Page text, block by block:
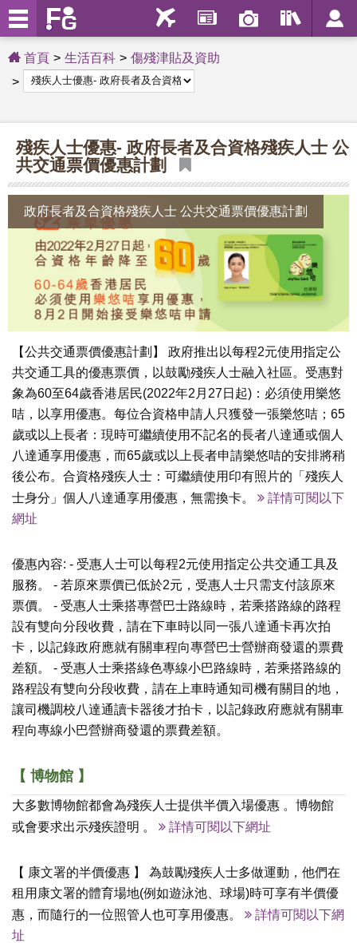
首頁 生活百科 傷殘津貼及資助
殘疾人士優惠- 政府長者及合資格殘疾人士 公
共交通票價優惠計劃
政府長者及合資格殘疾人士 公共交通票價優惠計劃
【公共交通票價優惠計劃】 政府推出以每程2元使用指定公
共交通工具的優惠票價，以鼓勵殘疾人士融入社區。受惠對
象為60至64歲香港居民(2022年2月27日起)：必須使用樂悠
咭，以享用優惠。每位合資格申請人只獲發一張樂悠咭；65
歲或以上長者：現時可繼續使用不記名的長者八達通或個人
八達通享用優惠，而65歲或以上長者申請樂悠咭的安排將稍
後公布。合資格殘疾人士：可繼續使用印有照片的「殘疾人
士身分」個人八達通享用優惠，無需換卡。
詳情可閱以下
網址
優惠內容: - 受惠人士可以每程2元使用指定公共交通工具及
服務。 - 若原來票價已低於2元，受惠人士只需支付該原來
票價。 - 受惠人士乘搭專營巴士路線時，若乘搭路線的路程
設有雙向分段收費，請在下車時以同一張八達通卡再次拍
卡，以記錄政府應就有關車程向專營巴士營辦商發還的票費
差額。 - 受惠人士乘搭綠色專線小巴路線時，若乘搭路線的
路程設有雙向分段收費，請在上車時通知司機有關目的地，
讓司機調校八達通讀卡器後才拍卡，以記錄政府應就有關車
程向專線小巴營辦商發還的票費差額。
【 博物館 】
大多數博物館都會為殘疾人士提供半價入場優惠 。博物館
或會要求出示殘疾證明 。
詳情可閱以下網址
【 康文署的半價優惠 】 為鼓勵殘疾人士多做運動，他們在
租用康文署的體育場地(例如遊泳池、球場)時可享有半價優
惠，而隨行的一位照管人也可享用優惠。
詳情可閱以下網
址